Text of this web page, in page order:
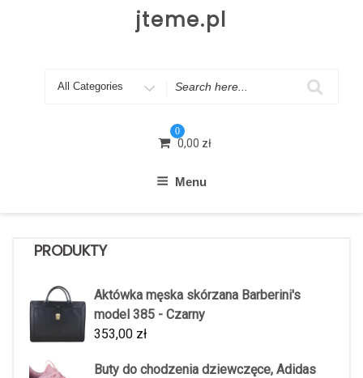
jteme.pl
Search
0
0,00 zł
Menu
PRODUKTY
Aktówka męska skórzana Barberini's
model 385 - Czarny
353,00 zł
Buty do chodzenia dziewczęce, Adidas